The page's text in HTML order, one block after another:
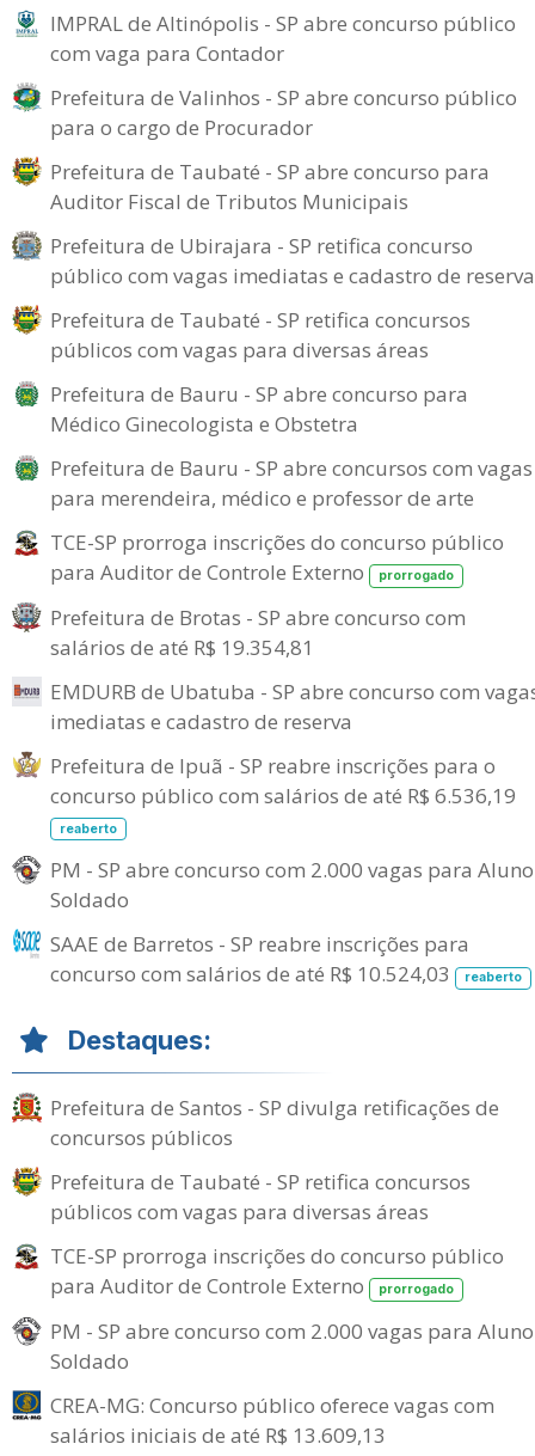
IMPRAL de Altinópolis - SP abre concurso público
com vaga para Contador
Prefeitura de Valinhos - SP abre concurso público
para o cargo de Procurador
Prefeitura de Taubaté - SP abre concurso para
Auditor Fiscal de Tributos Municipais
Prefeitura de Ubirajara - SP retifica concurso
público com vagas imediatas e cadastro de reserva
Prefeitura de Taubaté - SP retifica concursos
públicos com vagas para diversas áreas
Prefeitura de Bauru - SP abre concurso para
Médico Ginecologista e Obstetra
Prefeitura de Bauru - SP abre concursos com vagas
para merendeira, médico e professor de arte
TCE-SP prorroga inscrições do concurso público
para Auditor de Controle Externo
prorrogado
Prefeitura de Brotas - SP abre concurso com
salários de até R$ 19.354,81
EMDURB de Ubatuba - SP abre concurso com
imediatas e cadastro de reserva
Prefeitura de Ipuã - SP reabre inscrições para o
concurso público com salários de até R$ 6.536,19
reaberto
PM - SP abre concurso com 2.000 vagas para
Soldado
SAAE de Barretos - SP reabre inscrições para
concurso com salários de até R$ 10.524,03
reaberto
Destaques:
Prefeitura de Santos - SP divulga retificações de
concursos públicos
Prefeitura de Taubaté - SP retifica concursos
públicos com vagas para diversas áreas
TCE-SP prorroga inscrições do concurso público
para Auditor de Controle Externo
prorrogado
PM - SP abre concurso com 2.000 vagas para
Soldado
CREA-MG: Concurso público oferece vagas com
salários iniciais de até R$ 13.609,13